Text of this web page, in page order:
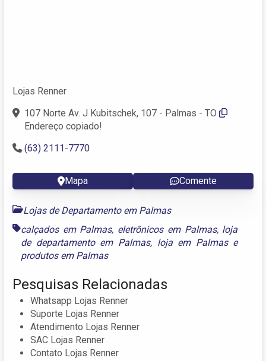
Lojas Renner
107 Norte Av. J Kubitschek, 107 - Palmas - TO
Endereço copiado!
(63) 2111-7770
Mapa Comente
Lojas de Departamento em Palmas
calçados em Palmas, eletrônicos em Palmas, loja
de departamento em Palmas, loja em Palmase
produtos em Palmas
Pesquisas Relacionadas
Whatsapp Lojas Renner
Suporte Lojas Renner
Atendimento Lojas Renner
SAC Lojas Renner
Contato Lojas Renner